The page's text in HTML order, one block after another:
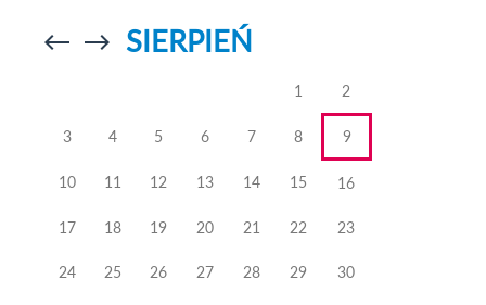
Przejdź doPrzejdź do
SIERPIEŃ
1 2
3 4 5 6 7 8 9
10 11 12 13 14 15 16
17 18 19 20 21 22 23
24 25 26 27 28 29 30